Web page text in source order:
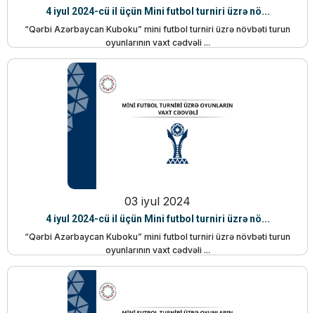
4 iyul 2024-cü il üçün Mini futbol turniri üzrə nö...
“Qərbi Azərbaycan Kuboku” mini futbol turniri üzrə növbəti turun
oyunlarının vaxt cədvəli ...
03 iyul 2024
4 iyul 2024-cü il üçün Mini futbol turniri üzrə nö...
“Qərbi Azərbaycan Kuboku” mini futbol turniri üzrə növbəti turun
oyunlarının vaxt cədvəli ...